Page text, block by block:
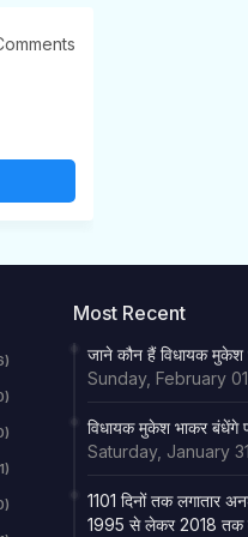
Most Recent
जाने कौन हैं विधायक मुकेश
Sunday, February
विधायक मुकेश भाकर बंधेंगे
Saturday, January
1101 दिनों तक लगातार
1995 से लेकर 2018 तक